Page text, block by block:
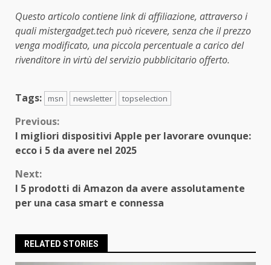
Questo articolo contiene link di affiliazione, attraverso i
quali mistergadget.tech può ricevere, senza che il prezzo
venga modificato, una piccola percentuale a carico del
rivenditore in virtù del servizio pubblicitario offerto.
Tags: msn newsletter topselection
Continue
Reading
Previous:
I migliori dispositivi Apple per lavorare ovunque:
ecco i 5 da avere nel 2025
Next:
I 5 prodotti di Amazon da avere assolutamente
per una casa smart e connessa
RELATED STORIES